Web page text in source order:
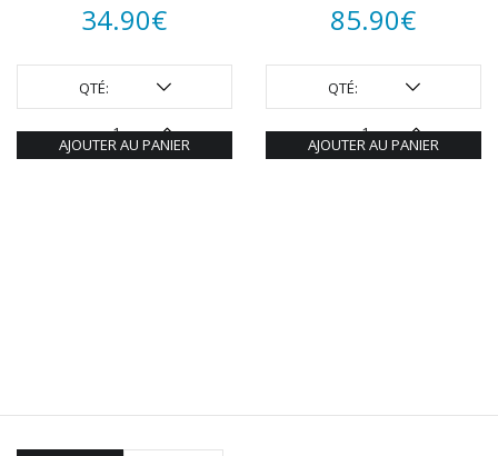
34.90€
QTÉ:
AJOUTER AU PANIER
85.90€
QTÉ:
AJOUTER AU PANIER